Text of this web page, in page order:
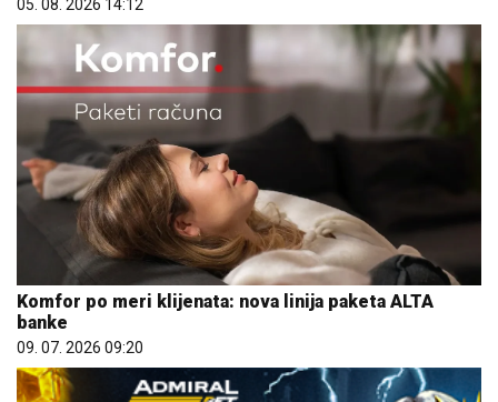
05. 08. 2026 14:12
Komfor po meri klijenata: nova linija paketa ALTA
banke
09. 07. 2026 09:20